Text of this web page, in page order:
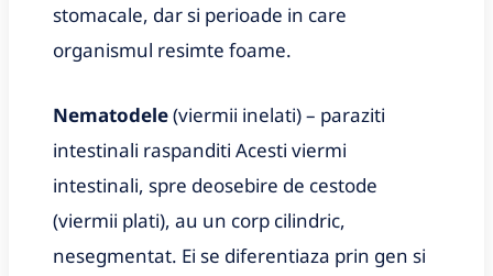
stomacale, dar si perioade in care
organismul resimte foame.
Nematodele(viermii inelati) – paraziti
intestinali raspanditi Acesti viermi
intestinali, spre deosebire de cestode
(viermii plati), au un corp cilindric,
nesegmentat. Ei se diferentiaza prin gen si